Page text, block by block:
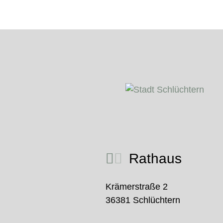
Rathaus
Krämerstraße 2
36381 Schlüchtern